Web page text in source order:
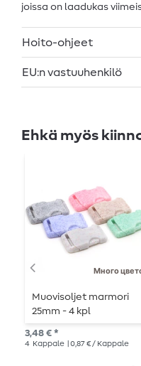
joissa on laadukas
Hoito-ohjeet
EU:n vastuuhenkilö
Ehkä myös
Много
Muovisoljet marmori
25mm - 4 kpl
3,48 € *
4 Kappale | 0,87 € / Kappale